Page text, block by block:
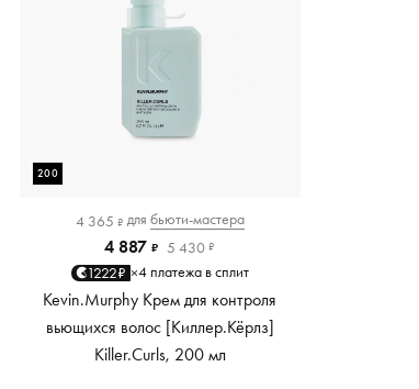
200
4 365 ₽ для бьюти-мастера
4 887 ₽ 5 430 ₽
1222₽ ×4 платежа в сплит
Kevin.Murphy Крем для контроля
вьющихся волос [Киллер.Кёрлз]
Killer.Curls, 200 мл